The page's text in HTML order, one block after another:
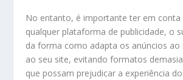
No entanto, é importante ter em conta
qualquer plataforma de publicidade, o
da forma como adapta os anúncios ao
ao seu site, evitando formatos
que possam prejudicar a experiência